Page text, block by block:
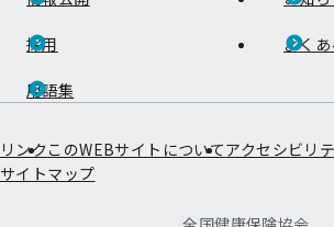
採用 よく
用語集
リンク このWEBサイトについてアクセシビリ
サイトマップ